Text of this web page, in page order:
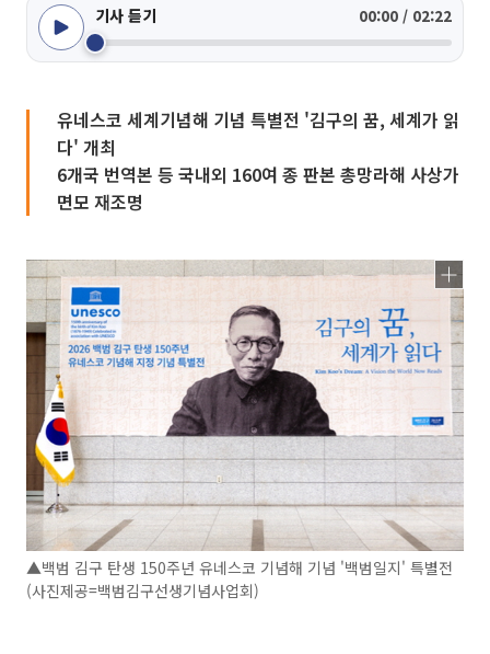
기사 듣기 00:00 / 02:22
유네스코 세계기념해 기념 특별전 '김구의 꿈, 세계가 읽
다' 개최
6개국 번역본 등 국내외 160여 종 판본 총망라해 사상가
면모 재조명
▲백범 김구 탄생 150주년 유네스코 기념해 기념 '백범일지' 특별전
(사진제공=백범김구선생기념사업회)